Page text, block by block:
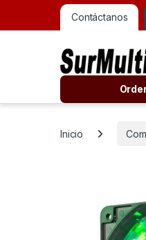
Contáctanos
Inicio